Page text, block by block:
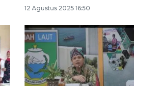
12 Agustus 2025 16:50